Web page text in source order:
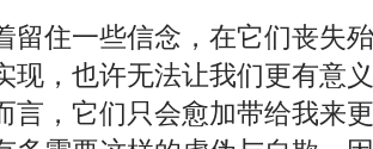
住一些信念，在它们丧失殆
现，也许无法让我们更有
言，它们只会愈加带给我来